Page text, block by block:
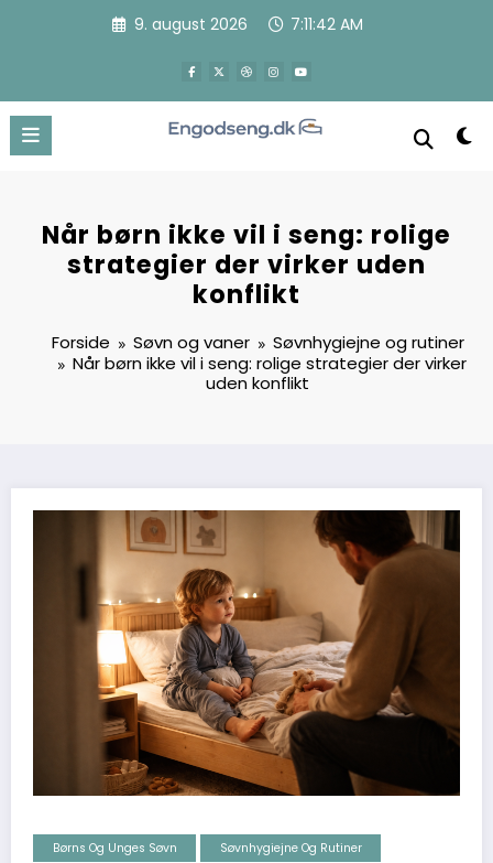
9. august 2026 7:11:43 AM
Når børn ikke vil i seng: rolige
strategier der virker uden
konflikt
Forside Søvn og vaner
Søvnhygiejne og rutiner
Når børn ikke vil i seng: rolige strategier der virker
uden konflikt
Børns Og Unges Søvn Søvnhygiejne Og Rutiner